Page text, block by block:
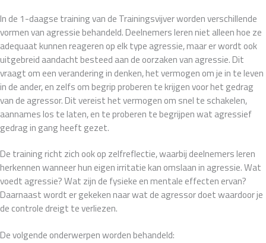
In de 1-daagse training van de Trainingsvijver worden verschillende
vormen van agressie behandeld. Deelnemers leren niet alleen hoe ze
adequaat kunnen reageren op elk type agressie, maar er wordt ook
uitgebreid aandacht besteed aan de oorzaken van agressie. Dit
vraagt om een verandering in denken, het vermogen om je in te leven
in de ander, en zelfs om begrip proberen te krijgen voor het gedrag
van de agressor. Dit vereist het vermogen om snel te schakelen,
aannames los te laten, en te proberen te begrijpen wat agressief
gedrag in gang heeft gezet.
De training richt zich ook op zelfreflectie, waarbij deelnemers leren
herkennen wanneer hun eigen irritatie kan omslaan in agressie. Wat
voedt agressie? Wat zijn de fysieke en mentale effecten ervan?
Daarnaast wordt er gekeken naar wat de agressor doet waardoor je
de controle dreigt te verliezen.
De volgende onderwerpen worden behandeld: